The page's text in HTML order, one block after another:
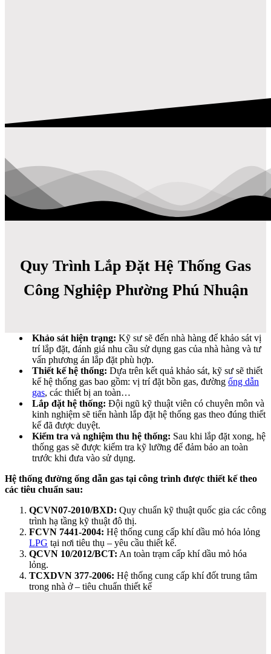
Quy Trình Lắp Đặt Hệ Thống Gas
Công Nghiệp Phường Phú Nhuận
Khảo sát hiện trạng: Kỹ sư sẽ đến nhà hàng để khảo sát vị
trí lắp đặt, đánh giá nhu cầu sử dụng gas của nhà hàng và tư
vấn phương án lắp đặt phù hợp.
Thiết kế hệ thống: Dựa trên kết quả khảo sát, kỹ sư sẽ thiết
kế hệ thống gas bao gồm: vị trí đặt bồn gas, đường ống dẫn
gas, các thiết bị an toàn…
Lắp đặt hệ thống: Đội ngũ kỹ thuật viên có chuyên môn và
kinh nghiệm sẽ tiến hành lắp đặt hệ thống gas theo đúng thiết
kế đã được duyệt.
Kiểm tra và nghiệm thu hệ thống: Sau khi lắp đặt xong, hệ
thống gas sẽ được kiểm tra kỹ lưỡng để đảm bảo an toàn
trước khi đưa vào sử dụng.
Hệ thống đường ống dẫn gas tại công trình được thiết kế theo
các tiêu chuẩn sau:
QCVN07-2010/BXD: Quy chuẩn kỹ thuật quốc gia các công
trình hạ tầng kỹ thuật đô thị.
FCVN 7441-2004: Hệ thống cung cấp khí dầu mỏ hóa lỏng
LPG tại nơi tiêu thụ – yêu cầu thiết kế.
QCVN 10/2012/BCT: An toàn trạm cấp khí dầu mỏ hóa
lỏng.
TCXDVN 377-2006: Hệ thống cung cấp khí đốt trung tâm
trong nhà ở – tiêu chuẩn thiết kế